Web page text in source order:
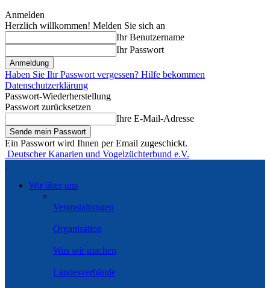
Anmelden
Herzlich willkommen! Melden Sie sich an
Ihr Benutzername
Ihr Passwort
Haben Sie Ihr Passwort vergessen? Hilfe bekommen
Datenschutzerklärung
Passwort-Wiederherstellung
Passwort zurücksetzen
Ihre E-Mail-Adresse
Ein Passwort wird Ihnen per Email zugeschickt.
Deutscher Kanarien und Vogelzüchterbund e.V.
Wir über uns
Veranstaltungen
Organisation
Was wir machen
Landesverbände